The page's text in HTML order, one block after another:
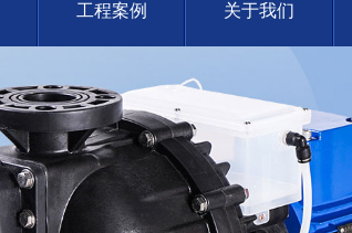
工程案例 关于我们